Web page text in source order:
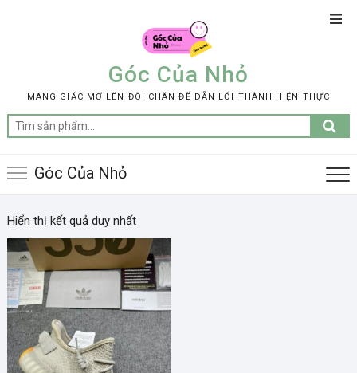
Góc Của Nhỏ
MANG GIẤC MƠ LÊN ĐÔI CHÂN ĐỂ DẪN LỐI THÀNH HIỆN THỰC
Tìm
kiếm:
Góc Của Nhỏ
Hiển thị kết quả duy nhất